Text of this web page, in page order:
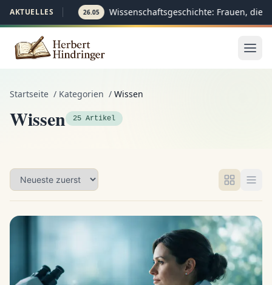
AKTUELLES 26.05 Wissenschaftsgeschichte: Frauen, die
Startseite / Kategorien / Wissen
Wissen 25 Artikel